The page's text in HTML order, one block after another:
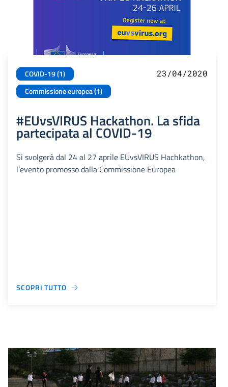
COVID-19 (1)
Commissione europea (1)
23/04/2020
#EUvsVIRUS Hackathon. La sfida
partecipata al COVID-19
Si svolgerà dal 24 al 27 aprile EUvsVIRUS Hachkathon,
l’evento promosso dalla Commissione Europea
SCOPRI TUTTO